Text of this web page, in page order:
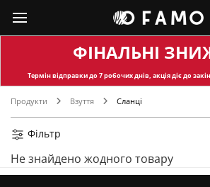
ФІНАЛЬНІ
Термін відправкидо 7 робочих днів, акція діє до
Продукти Взуття Сланці
Фільтр
Не знайдено жодного товару